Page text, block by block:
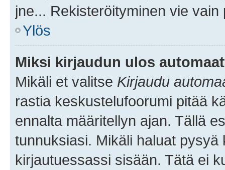
jne... Rekisteröityminen vie
Ylös
Miksi kirjaudun ulos
Mikäli et valitse Kirjaudu
rastia keskustelufoorumi pitää
ennalta määritellyn ajan. Tällä
tunnuksiasi. Mikäli haluat
kirjautuessassi sisään. Tätä ei